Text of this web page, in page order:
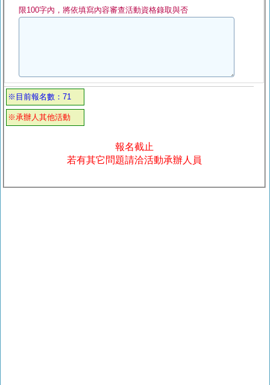
限100字內，將依填寫內容審查活動資格錄取與否
※目前報名數：71
※承辦人其他活動
報名截止
若有其它問題請洽活動承辦人員